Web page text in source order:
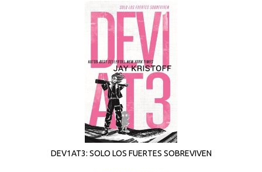
DEV1AT3: SOLO LOS FUERTES SOBREVIVEN